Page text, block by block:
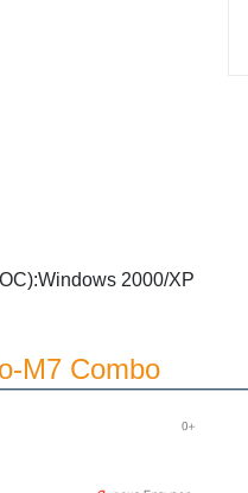
2000/XP
M7 Combo